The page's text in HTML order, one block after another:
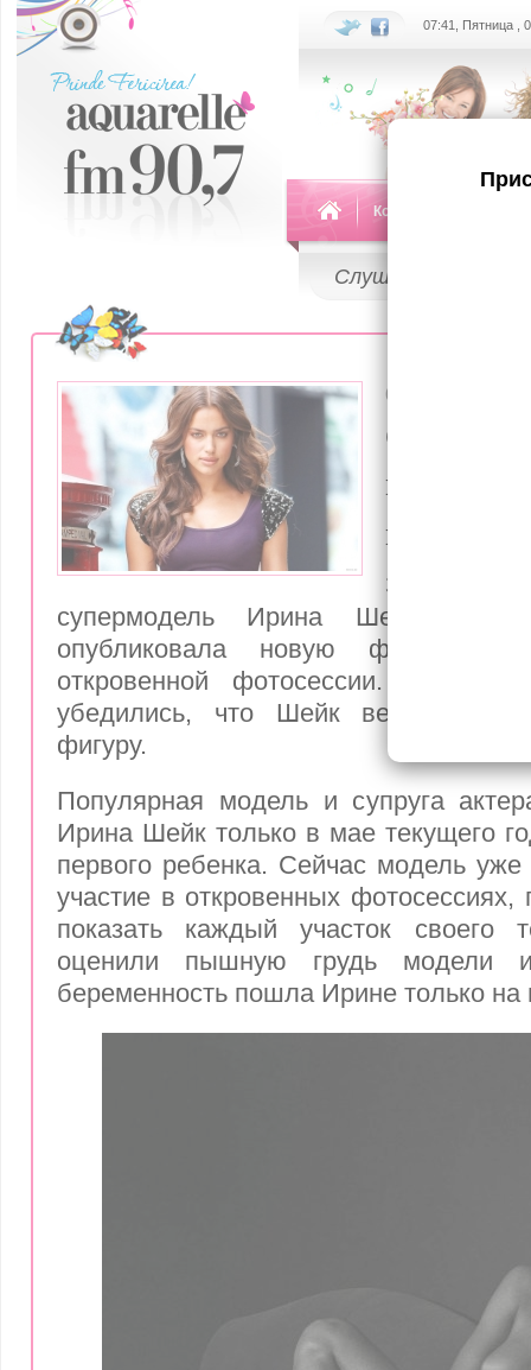
07:41, Пятница ,
Команда
Слушай
03 Августа
(фото)
в новой
супермодель Ирина Шейк в
опубликовала новую
откровенной фотосессии. Теперь
убедились, что Шейк вернула
фигуру.
Популярная модель и супруга
Ирина Шейк только в мае текущего
первого ребенка. Сейчас модель
участие в откровенных фотосессиях,
показать каждый участок своего
оценили пышную грудь модели
беременность пошла Ирине только на